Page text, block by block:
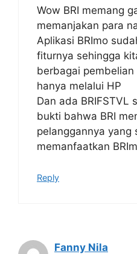
Wow BRI memang
memanjakan para
Aplikasi BRImo
fiturnya sehingga
berbagai
hanya melalui HP
Dan ada BRIFSTVL
bukti bahwa BRI
pelanggannya yang
memanfaatkan
Reply
Fanny Nila